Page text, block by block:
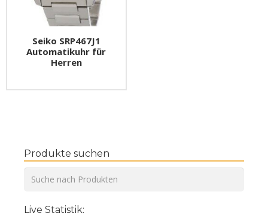
Seiko SRP467J1
Automatikuhr für
Herren
Produkte suchen
Live Statistik: